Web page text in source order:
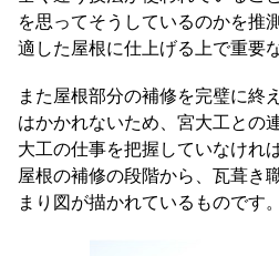
を思ってそうしているのかを推
適した屋根に仕上げる上で重要
また屋根部分の補修を完璧に終
はかかれないため、宮大工との
大工の仕事を把握していなけれ
屋根の補修の段階から、瓦葺き
まり図が描かれているものです。